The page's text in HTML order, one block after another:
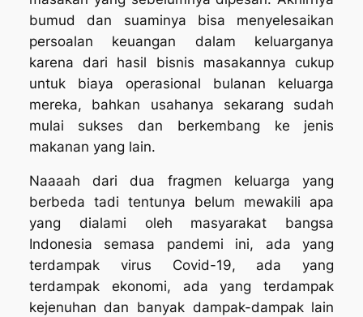
bumud dan suaminya bisa menyelesaikan
persoalan keuangan dalam keluarganya
karena dari hasil bisnis masakannya cukup
untuk biaya operasional bulanan keluarga
mereka, bahkan usahanya sekarang sudah
mulai sukses dan berkembang ke jenis
makanan yang lain.
Naaaah dari dua fragmen keluarga yang
berbeda tadi tentunya belum mewakili apa
yang dialami oleh masyarakat bangsa
Indonesia semasa pandemi ini, ada yang
terdampak virus Covid-19, ada yang
terdampak ekonomi, ada yang terdampak
kejenuhan dan banyak dampak-dampak lain